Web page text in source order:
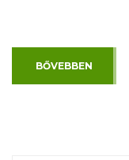
BŐVEBBEN